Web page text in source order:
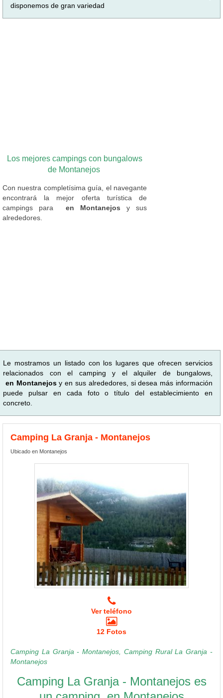
disponemos de gran variedad
Los mejores campings con bungalows
de Montanejos
Con nuestra completísima guía, el navegante
encontrará la mejor oferta turística de
campings para en Montanejos y sus
alrededores.
Le mostramos un listado con los lugares que ofrecen servicios
relacionados con el camping y el alquiler de bungalows,
en Montanejosy en sus alrededores, si desea más información
puede pulsar en cada foto o título del establecimiento en
concreto.
Camping La Granja - Montanejos
Ubicado en Montanejos
Ver teléfono
12 Fotos
Camping La Granja - Montanejos, Camping Rural La Granja -
Montanejos
Camping La Granja - Montanejos es